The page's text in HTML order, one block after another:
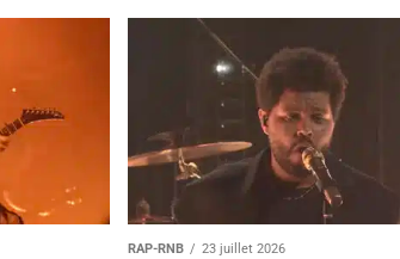
RAP-RNB 23 juillet 2026